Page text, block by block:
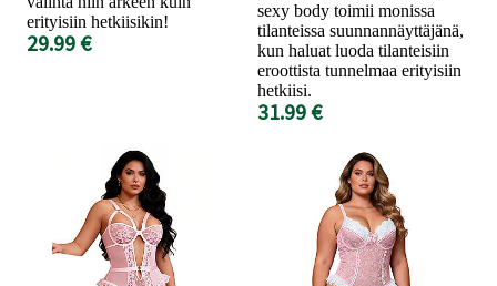
erityisiin hetkiisikin!
29.99 €
sexy body toimii monissa
tilanteissa suunnannäyttäjänä,
kun haluat luoda tilanteisiin
eroottista tunnelmaa erityisiin
hetkiisi.
31.99 €